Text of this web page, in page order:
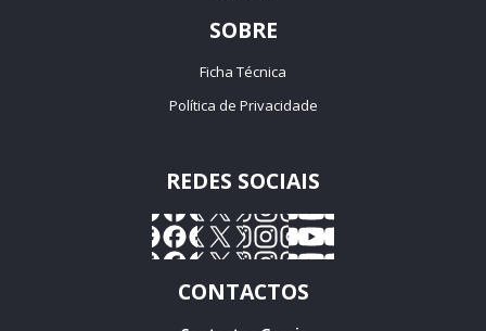
SOBRE
Ficha Técnica
Política de Privacidade
REDES SOCIAIS
CONTACTOS